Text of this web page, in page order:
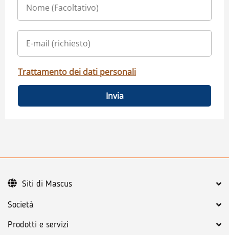
Trattamento dei dati personali
Invia
Società
Prodotti e servizi
Siti di Mascus